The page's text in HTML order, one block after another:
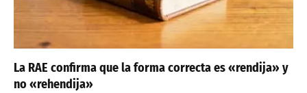
La RAE confirma que la forma correcta es «rendija» y
no «rehendija»